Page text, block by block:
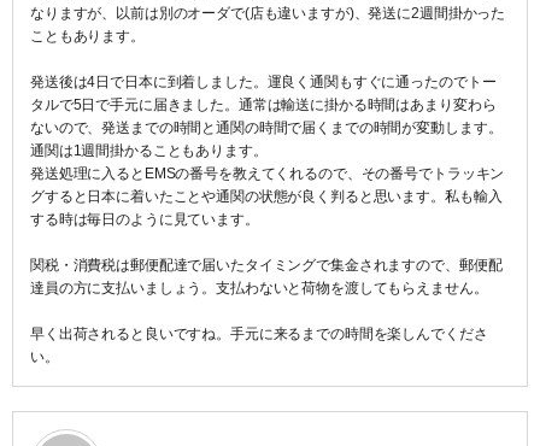
なりますが、以前は別のオーダで(店も違いますが)、発送に2週間掛かった
こともあります。
発送後は4日で日本に到着しました。運良く通関もすぐに通ったのでトー
タルで5日で手元に届きました。通常は輸送に掛かる時間はあまり変わら
ないので、発送までの時間と通関の時間で届くまでの時間が変動します。
通関は1週間掛かることもあります。
発送処理に入るとEMSの番号を教えてくれるので、その番号でトラッキン
グすると日本に着いたことや通関の状態が良く判ると思います。私も輸入
する時は毎日のように見ています。
関税・消費税は郵便配達で届いたタイミングで集金されますので、郵便配
達員の方に支払いましょう。支払わないと荷物を渡してもらえません。
早く出荷されると良いですね。手元に来るまでの時間を楽しんでくださ
い。